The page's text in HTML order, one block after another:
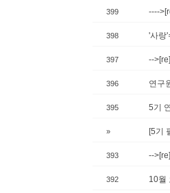
399 ----
398 '사랑'
397 --
396 연구
395 5기
» [5기
393 --
392 10월